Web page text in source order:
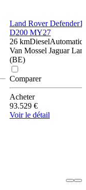
Land Rover Defender
D200 MY27
26 kmDiesel
Van Mossel Jaguar
(BE)
Comparer
Acheter
93.529 €
Voir le détail